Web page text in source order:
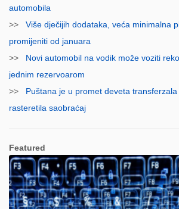
automobila
>> Više dječijih dodataka, veća minimalna
promijeniti od januara
>> Novi automobil na vodik može voziti
jednim rezervoarom
>> Puštana je u promet deveta
rasteretila saobraćaj
Featured